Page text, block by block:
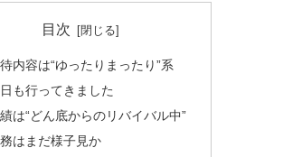
目次
内容は“ゆったりまったり”系
も行ってきました
は“どん底からのリバイバル中”
はまだ様子見か